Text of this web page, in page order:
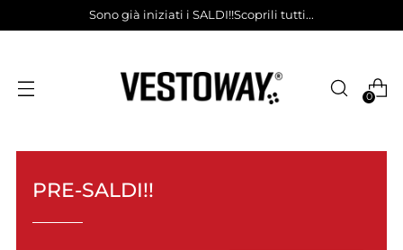
Sono già iniziati i SALDI!!Scoprili tutti...
0
PRE-SALDI!!